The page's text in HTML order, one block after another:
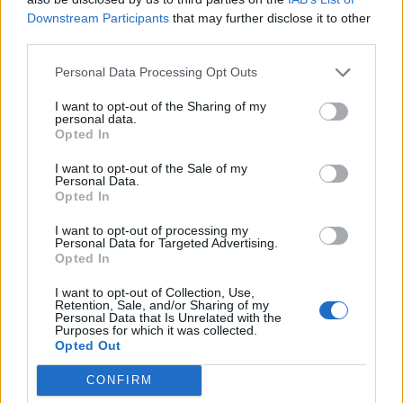
Downstream Participants that may further disclose it to other
Personal Data Processing Opt Outs
I want to opt-out of the Sharing of my
personal data.
Opted In
I want to opt-out of the Sale of my
Personal Data.
Opted In
I want to opt-out of processing my
Personal Data for Targeted Advertising.
Opted In
I want to opt-out of Collection, Use,
Retention, Sale, and/or Sharing of my
Personal Data that Is Unrelated with the
Purposes for which it was collected.
Opted Out
CONFIRM
29/12/2021.
Finpiemonte S.P.A.
1.000 euro
2022-01-14
Fondo di garanzia per le piccole e medie imprese
Banca del Mezzogiorno MedioCredito Centrale S.p.A.
40.000 euro
2022-01-02
GARANZIA DEL FONDO A VALERE SULLA SEZIONE
DEL 17 MARZO 2020 N. 18
Banca del Mezzogiorno MedioCredito Centrale S.p.A.
2021-11-11
esenzioni fiscali e crediti d'imposta adottati a
seguito della crisi economica causata dall'epidemia di
COVID-19 [con mo
agenzia delle entrate